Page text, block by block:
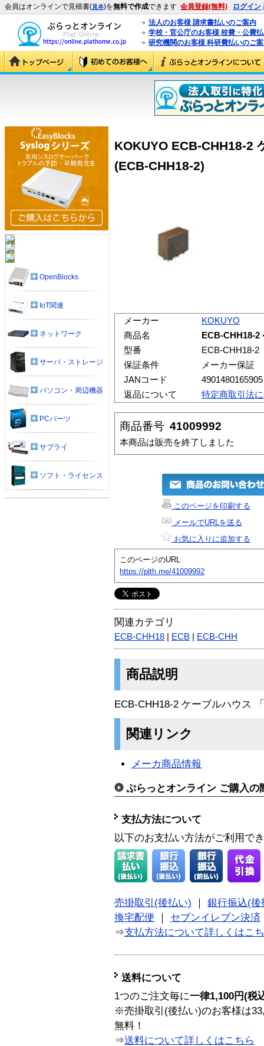
会員はオンラインで見積書(見本)を無料で作成できます 会員登録(無料) ログイン
法人のお客様 請求書払いのご案内
学校・官公庁のお客様 校費・公費
研究機関のお客様 科研費払いのご
KOKUYO ECB-CHH18-2
(ECB-CHH18-2)
メーカー
KOKUYO
商品名
ECB-CHH18-
型番
ECB-CHH18-2
保証条件
メーカー保証
JANコード
4901480165905
返品について
特定商取引法
商品番号 41009992
本商品は販売を終了しました
このページを印刷する
メールでURLを送る
お気に入りに追加する
このページのURL
https://plth.me/41009992
関連カテゴリ
ECB-CHH18 ECB ECB-CHH
商品説明
ECB-CHH18-2 ケーブルハウス
関連リンク
メーカ商品情報
ぷらっとオンライン ご購入の
支払方法について
以下のお支払い方法がご利用で
売掛取引(後払い)
銀行振込(後
換宅配便
セブンイレブン決済
⇒支払方法について詳しくはこ
送料について
1つのご注文毎に一律1,100円(税
※売掛取引(後払い)のお客様は
無料！
⇒送料について詳しくはこちら
OpenBlocks
IoT関連
ネットワーク
サーバ・ストレージ
パソコン・周辺機器
PCパーツ
サプライ
ソフト・ライセンス